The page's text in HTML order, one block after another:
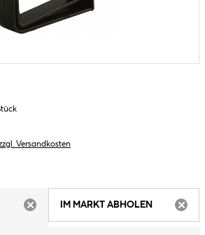
Versandkosten
IM MARKT ABHOLEN